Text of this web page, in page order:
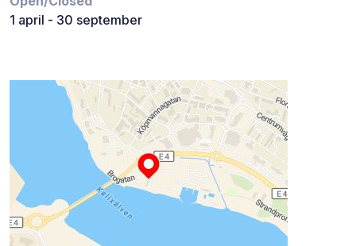
1 april - 30 september